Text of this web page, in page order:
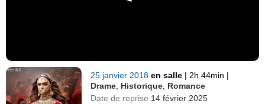
25 janvier 2018en salle | 2h 44min |
Drame Historique Romance
Date de reprise 14 février 2025